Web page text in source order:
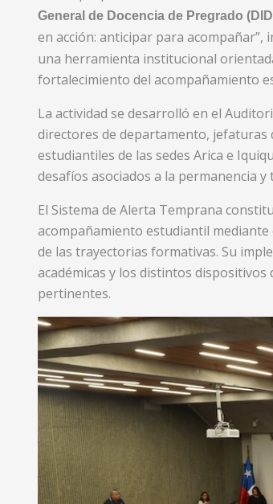
General de Docencia de Pregrado
en acción: anticipar para acompañar”,
una herramienta institucional
fortalecimiento del acompañamiento
La actividad se desarrolló en el
directores de departamento,
estudiantiles de las sedes Arica e
desafíos asociados a la permanencia
El Sistema de Alerta Temprana
acompañamiento estudiantil
de las trayectorias formativas. Su
académicas y los distintos
pertinentes.